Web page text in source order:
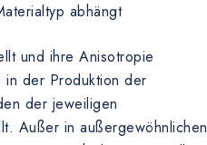
abhängt
und ihre Anisotropie
in der Produktion der
der jeweiligen
Außer in außergewöhnlichen